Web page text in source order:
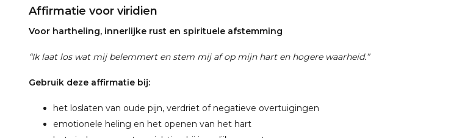
Affirmatie voor viridien
Voor hartheling, innerlijke rust en spirituele afstemming
“Ik laat los wat mij belemmert en stem mij af op mijn hart en hogere waarheid.”
Gebruik deze affirmatie bij:
het loslaten van oude pijn, verdriet of negatieve overtuigingen
emotionele heling en het openen van het hart